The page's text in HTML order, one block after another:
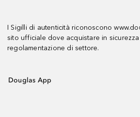
I Sigilli di autenticità riconoscono
sito ufficiale dove acquistare in
regolamentazione di settore.
Douglas App